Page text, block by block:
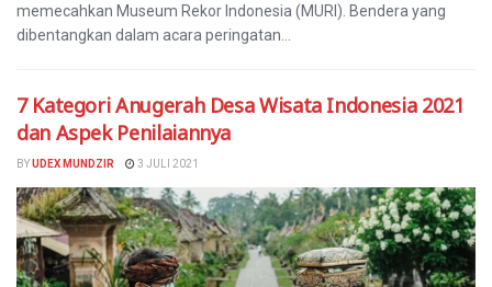
memecahkan Museum Rekor Indonesia (MURI). Bendera yang
dibentangkan dalam acara peringatan...
7 Kategori Anugerah Desa Wisata Indonesia 2021
dan Aspek Penilaiannya
BYUDEX MUNDZIR 3 JULI 2021